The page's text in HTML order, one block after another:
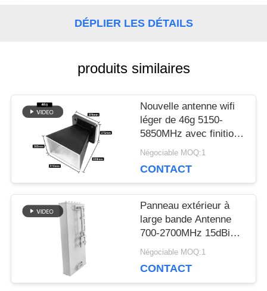
NOUVELLES
DEMANDEZ
UNE
CITATION
PLAN
DÉPLIER LES DÉTAILS
produits similaires
Nouvelle antenne wifi
léger de 46g 5150-
5850MHz avec finition
en poudre noire mate
Négociable MOQ:1
CONTACT
Panneau extérieur à
large bande Antenne
700-2700MHz 15dBi
Haute gain 50Ω 100W
récepteur de
Négociable MOQ:1
CONTACT